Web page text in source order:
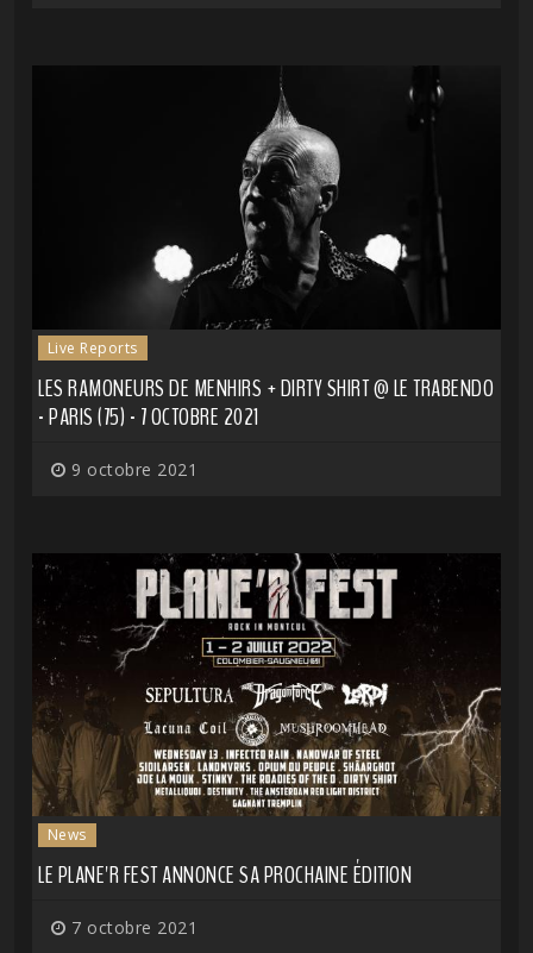
Live Reports
LES RAMONEURS DE MENHIRS + DIRTY SHIRT @ LE TRABENDO
- PARIS (75) - 7 OCTOBRE 2021
9 octobre 2021
News
LE PLANE'R FEST ANNONCE SA PROCHAINE ÉDITION
7 octobre 2021